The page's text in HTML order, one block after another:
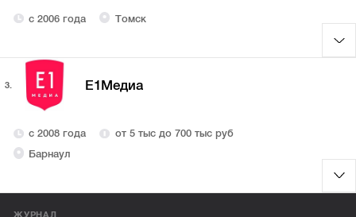
с 2006 года Томск
3. Е1Медиа
с 2008 года
от 5 тыс до 700 тыс руб
Барнаул
ЖУРНАЛ